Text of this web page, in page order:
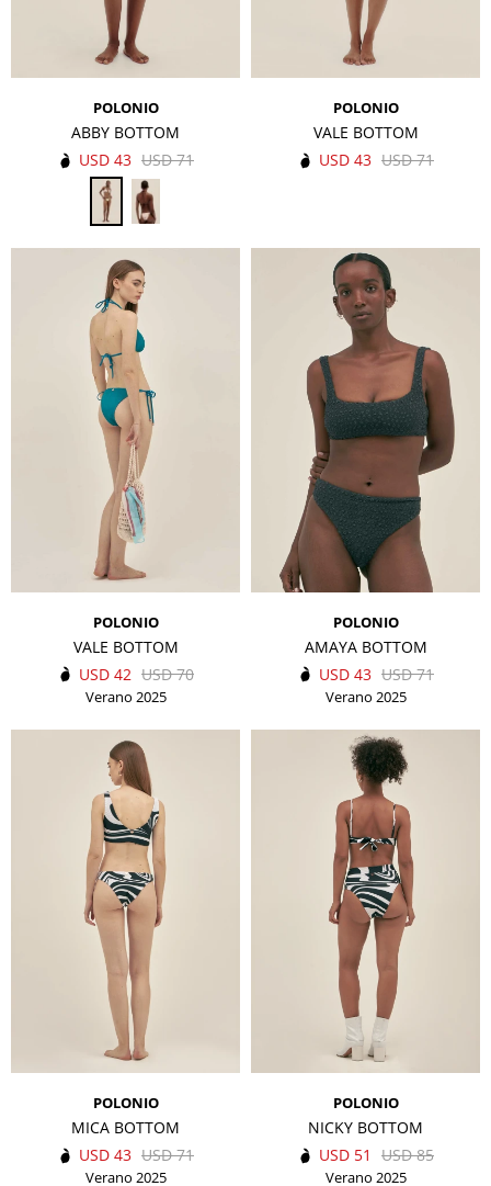
POLONIO
ABBY BOTTOM
USD 43 USD 71
POLONIO
VALE BOTTOM
USD 43 USD 71
POLONIO
VALE BOTTOM
USD 42 USD 70
Verano 2025
POLONIO
AMAYA BOTTOM
USD 43 USD 71
Verano 2025
POLONIO
MICA BOTTOM
USD 43 USD 71
Verano 2025
POLONIO
NICKY BOTTOM
USD 51 USD 85
Verano 2025